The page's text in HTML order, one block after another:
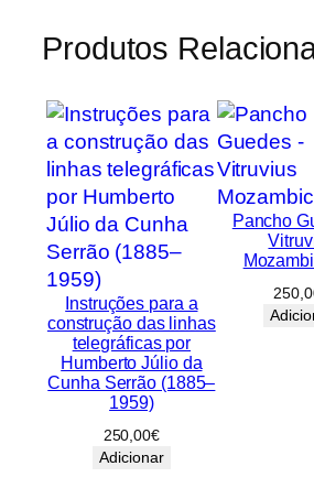
Produtos
Instruções para a
construção das linhas
telegráficas por
Humberto Júlio da
Cunha Serrão (1885–
1959)
250,00€
Adicionar
Pancho